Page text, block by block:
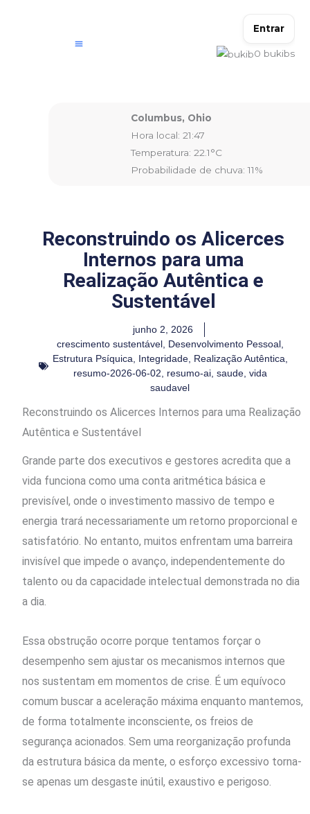
Entrar
0 bukibs
Columbus, Ohio
Hora local: 21:47
Temperatura: 22.1°C
Probabilidade de chuva: 11%
Reconstruindo os Alicerces
Internos para uma
Realização Autêntica e
Sustentável
junho 2, 2026
crescimento sustentável, Desenvolvimento Pessoal,
Estrutura Psíquica, Integridade, Realização Autêntica,
resumo-2026-06-02, resumo-ai, saude, vida
saudavel
Reconstruindo os Alicerces Internos para uma Realização
Autêntica e Sustentável
Grande parte dos executivos e gestores acredita que a
vida funciona como uma conta aritmética básica e
previsível, onde o investimento massivo de tempo e
energia trará necessariamente um retorno proporcional e
satisfatório. No entanto, muitos enfrentam uma barreira
invisível que impede o avanço, independentemente do
talento ou da capacidade intelectual demonstrada no dia
a dia.
Essa obstrução ocorre porque tentamos forçar o
desempenho sem ajustar os mecanismos internos que
nos sustentam em momentos de crise. É um equívoco
comum buscar a aceleração máxima enquanto mantemos,
de forma totalmente inconsciente, os freios de
segurança acionados. Sem uma reorganização profunda
da estrutura básica da mente, o esforço excessivo torna-
se apenas um desgaste inútil, exaustivo e perigoso.